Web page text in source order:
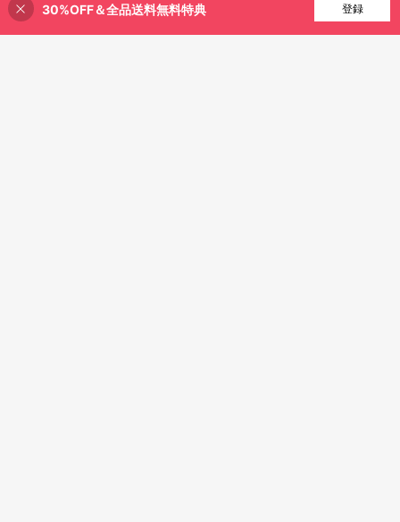
20% 割引！
30%OFF＆全品送料無料特典 登録